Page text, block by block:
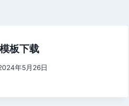
板下载
年5月26日